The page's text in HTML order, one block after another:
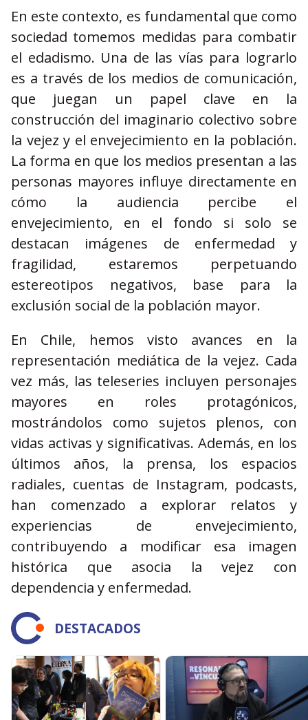
En este contexto, es fundamental que como
sociedad tomemos medidas para combatir
el edadismo. Una de las vías para lograrlo
es a través de los medios de comunicación,
que juegan un papel clave en la
construcción del imaginario colectivo sobre
la vejez y el envejecimiento en la población.
La forma en que los medios presentan a las
personas mayores influye directamente en
cómo la audiencia percibe el
envejecimiento, en el fondo si solo se
destacan imágenes de enfermedad y
fragilidad, estaremos perpetuando
estereotipos negativos, base para la
exclusión social de la población mayor.
En Chile, hemos visto avances en la
representación mediática de la vejez. Cada
vez más, las teleseries incluyen personajes
mayores en roles protagónicos,
mostrándolos como sujetos plenos, con
vidas activas y significativas. Además, en los
últimos años, la prensa, los espacios
radiales, cuentas de Instagram, podcasts,
han comenzado a explorar relatos y
experiencias de envejecimiento,
contribuyendo a modificar esa imagen
histórica que asocia la vejez con
dependencia y enfermedad.
DESTACADOS